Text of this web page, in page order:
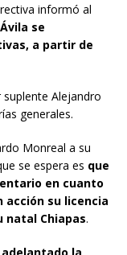
informó al
se
a partir de
Alejandro
generales.
Monreal a su
se espera es que
en cuanto
acción su licencia
natal Chiapas.
la